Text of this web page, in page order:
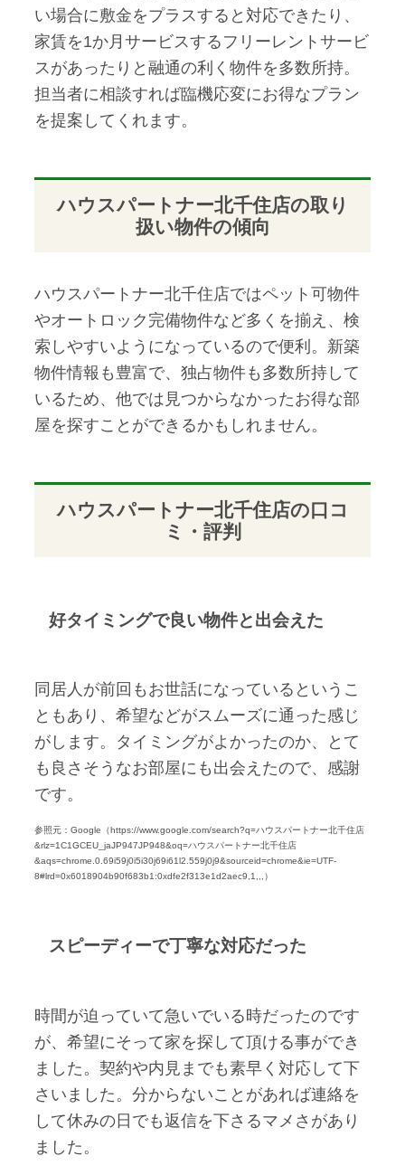
い場合に敷金をプラスすると対応できたり、
家賃を1か月サービスするフリーレントサービ
スがあったりと融通の利く物件を多数所持。
担当者に相談すれば臨機応変にお得なプラン
を提案してくれます。
ハウスパートナー北千住店の取り
扱い物件の傾向
ハウスパートナー北千住店ではペット可物件
やオートロック完備物件など多くを揃え、検
索しやすいようになっているので便利。新築
物件情報も豊富で、独占物件も多数所持して
いるため、他では見つからなかったお得な部
屋を探すことができるかもしれません。
ハウスパートナー北千住店の口コ
ミ・評判
好タイミングで良い物件と出会えた
同居人が前回もお世話になっているというこ
ともあり、希望などがスムーズに通った感じ
がします。タイミングがよかったのか、とて
も良さそうなお部屋にも出会えたので、感謝
です。
参照元：Google（https://www.google.com/search?q=ハウスパートナー北千住店
&rlz=1C1GCEU_jaJP947JP948&oq=ハウスパートナー北千住店
&aqs=chrome.0.69i59j0i5i30j69i61l2.559j0j9&sourceid=chrome&ie=UTF-
8#lrd=0x6018904b90f683b1:0xdfe2f313e1d2aec9,1,,,）
スピーディーで丁寧な対応だった
時間が迫っていて急いでいる時だったのです
が、希望にそって家を探して頂ける事ができ
ました。契約や内見までも素早く対応して下
さいました。分からないことがあれば連絡を
して休みの日でも返信を下さるマメさがあり
ました。